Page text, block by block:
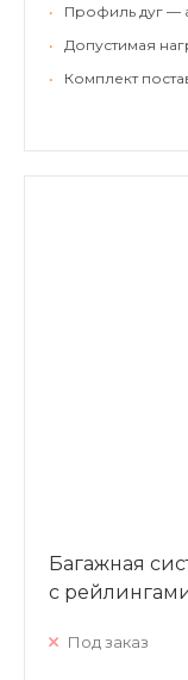
•
Профиль дуг —
•
Допустимая
•
Комплект
Багажная
с
Под заказ